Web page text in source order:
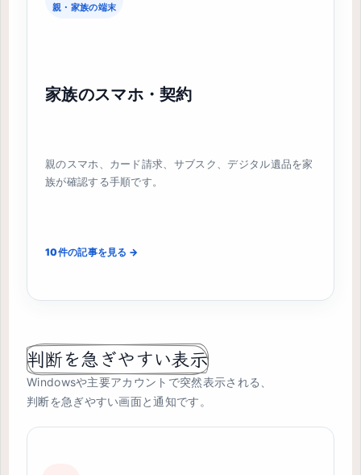
親・家族の端末
家族のスマホ・契約
親のスマホ、カード請求、サブスク、デジタル遺品を家
族が確認する手順です。
10件の記事を見る →
判断を急ぎやすい表示
Windowsや主要アカウントで突然表示される、
判断を急ぎやすい画面と通知です。